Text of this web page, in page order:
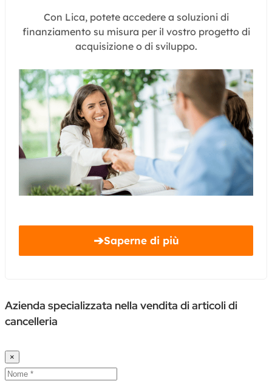
Con Lica, potete accedere a soluzioni di
finanziamento su misura per il vostro progetto di
acquisizione o di sviluppo.
➔Saperne di più
Azienda specializzata nella vendita di articoli di
cancelleria
×